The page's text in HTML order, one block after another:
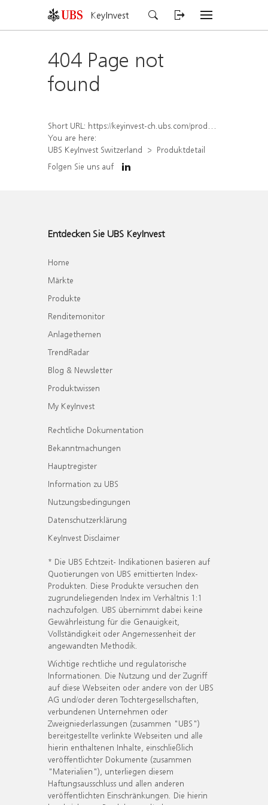
KeyInvest
404 Page not
found
Short URL: https://keyinvest-ch.ubs.com/produkt/detail/index/isin/CH1572315112
You are here:
UBS KeyInvest Switzerland
Produktdetail
Folgen Sie uns auf
Entdecken Sie UBS KeyInvest
Home
Märkte
Produkte
Renditemonitor
Anlagethemen
TrendRadar
Blog & Newsletter
Produktwissen
My KeyInvest
Rechtliche Dokumentation
Bekanntmachungen
Hauptregister
Information zu UBS
Nutzungsbedingungen
Datenschutzerklärung
KeyInvest Disclaimer
* Die UBS Echtzeit- Indikationen basieren auf
Quotierungen von UBS emittierten Index-
Produkten. Diese Produkte versuchen den
zugrundeliegenden Index im Verhältnis 1:1
nachzufolgen. UBS übernimmt dabei keine
Gewährleistung für die Genauigkeit,
Vollständigkeit oder Angemessenheit der
angewandten Methodik.
Wichtige rechtliche und regulatorische
Informationen. Die Nutzung und der Zugriff
auf diese Webseiten oder andere von der UBS
AG und/oder deren Tochtergesellschaften,
verbundenen Unternehmen oder
Zweigniederlassungen (zusammen "UBS")
bereitgestellte verlinkte Webseiten und alle
hierin enthaltenen Inhalte, einschließlich
veröffentlichter Dokumente (zusammen
"Materialien"), unterliegen diesem
Haftungsausschluss und allen anderen
veröffentlichten Einschränkungen. Die hierin